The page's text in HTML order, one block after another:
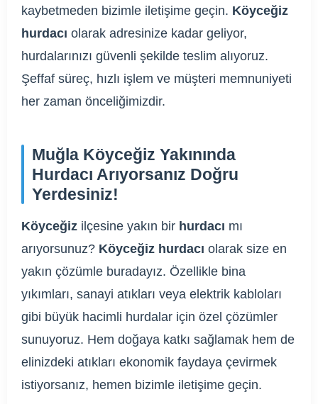
kaybetmeden bizimle iletişime geçin. Köyceğiz
hurdacı olarak adresinize kadar geliyor,
hurdalarınızı güvenli şekilde teslim alıyoruz.
Şeffaf süreç, hızlı işlem ve müşteri memnuniyeti
her zaman önceliğimizdir.
Muğla Köyceğiz Yakınında
Hurdacı Arıyorsanız Doğru
Yerdesiniz!
Köyceğiz ilçesine yakın bir hurdacı mı
arıyorsunuz? Köyceğiz hurdacı olarak size en
yakın çözümle buradayız. Özellikle bina
yıkımları, sanayi atıkları veya elektrik kabloları
gibi büyük hacimli hurdalar için özel çözümler
sunuyoruz. Hem doğaya katkı sağlamak hem de
elinizdeki atıkları ekonomik faydaya çevirmek
istiyorsanız, hemen bizimle iletişime geçin.